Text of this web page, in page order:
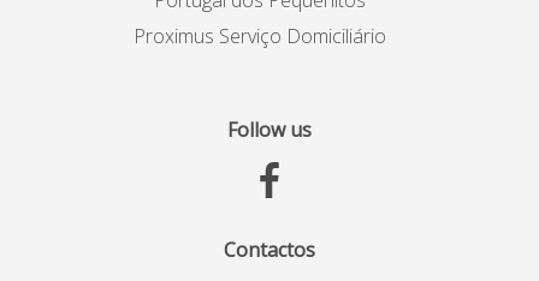
Proximus Serviço Domiciliário
Follow us
Contactos